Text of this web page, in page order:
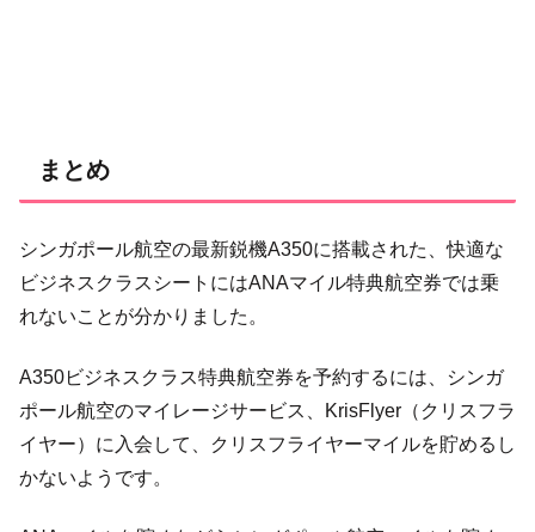
まとめ
シンガポール航空の最新鋭機A350に搭載された、快適な
ビジネスクラスシートにはANAマイル特典航空券では乗
れないことが分かりました。
A350ビジネスクラス特典航空券を予約するには、シンガ
ポール航空のマイレージサービス、KrisFlyer（クリスフラ
イヤー）に入会して、クリスフライヤーマイルを貯めるし
かないようです。